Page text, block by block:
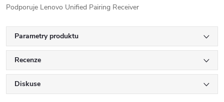
Podporuje Lenovo Unified Pairing Receiver
Parametry produktu
Recenze
Diskuse